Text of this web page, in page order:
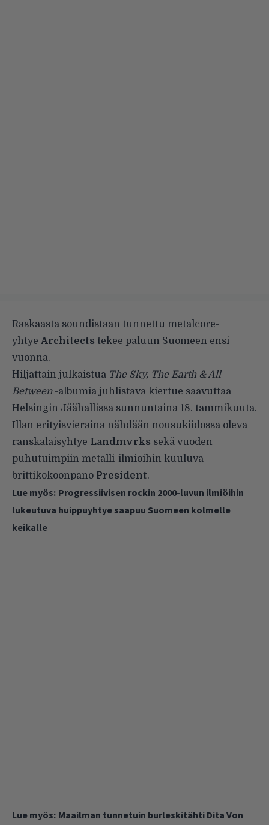
Raskaasta soundistaan tunnettu metalcore-
yhtye Architects tekee paluun Suomeen ensi
vuonna.
Hiljattain julkaistua The Sky, The Earth & All
Between-albumia juhlistava kiertue saavuttaa
Helsingin Jäähallissa sunnuntaina 18. tammikuuta.
Illan erityisvieraina nähdään nousukiidossa oleva
ranskalaisyhtye Landmvrks sekä vuoden
puhutuimpiin metalli-ilmioihin kuuluva
brittikokoonpano President.
Lue myös: Progressiivisen rockin 2000-luvun ilmiöihin
lukeutuva huippuyhtye saapuu Suomeen kolmelle
keikalle
Lue myös: Maailman tunnetuin burleskitähti Dita Von